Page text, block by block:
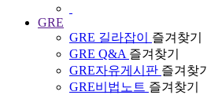
GRE
GRE 길라잡이
즐겨찾기
GRE Q&A 즐겨찾기
GRE자유게시판 즐겨찾기
GRE비법노트 즐겨찾기